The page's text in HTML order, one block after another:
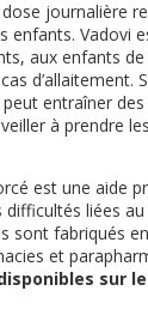
journalière
enfants. Vadovi
aux enfants
d’allaitement.
entraîner
à prendre les
est une aide
liées
sont fabriqués
et
sur